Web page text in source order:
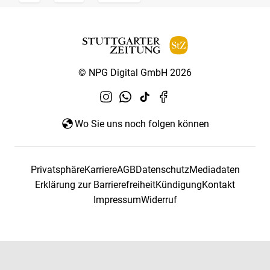
© NPG Digital GmbH 2026
Wo Sie uns noch folgen können
PrivatsphäreKarriereAGBDatenschutzMediadaten
Erklärung zur BarrierefreiheitKündigungKontakt
ImpressumWiderruf